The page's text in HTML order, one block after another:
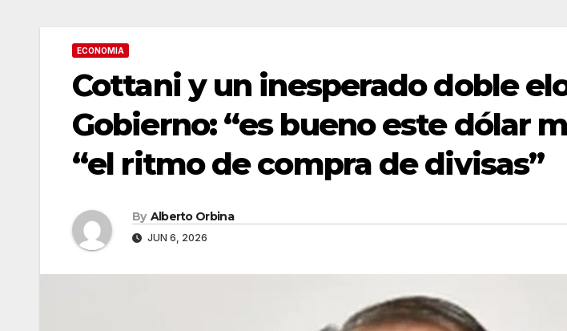
ECONOMIA
Cottani y un inesperado doble
Gobierno: “es bueno este dólar
“el ritmo de compra de divisas”
By Alberto Orbina
JUN 6, 2026